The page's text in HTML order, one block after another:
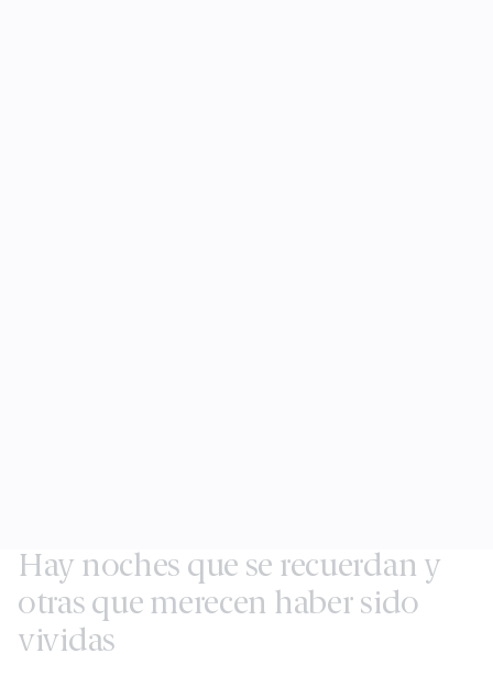
Hay noches que se recuerdan y
otras que merecen haber sido
vividas